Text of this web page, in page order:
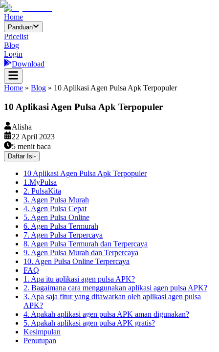
Home
Panduan
Pricelist
Blog
Login
Download
Home » Blog » 10 Aplikasi Agen Pulsa Apk Terpopuler
10 Aplikasi Agen Pulsa Apk Terpopuler
Alisha
22 April 2023
5 menit baca
Daftar Isi-
10 Aplikasi Agen Pulsa Apk Terpopuler
1.MyPulsa
2. PulsaKita
3. Agen Pulsa Murah
4. Agen Pulsa Cepat
5. Agen Pulsa Online
6. Agen Pulsa Termurah
7. Agen Pulsa Terpercaya
8. Agen Pulsa Termurah dan Terpercaya
9. Agen Pulsa Murah dan Terpercaya
10. Agen Pulsa Online Terpercaya
FAQ
1. Apa itu aplikasi agen pulsa APK?
2. Bagaimana cara menggunakan aplikasi agen pulsa APK?
3. Apa saja fitur yang ditawarkan oleh aplikasi agen pulsa
APK?
4. Apakah aplikasi agen pulsa APK aman digunakan?
5. Apakah aplikasi agen pulsa APK gratis?
Kesimpulan
Penutupan